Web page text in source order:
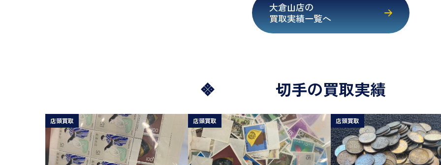
大倉山店の
買取実績一覧へ
切手の買取実績
店頭買取 店頭買取 店頭買取